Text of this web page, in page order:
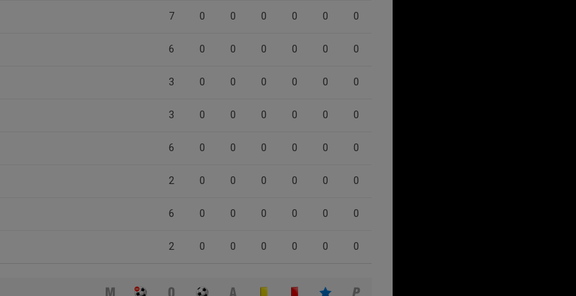
7 0 0 0 0 0 0
6 0 0 0 0 0 0
3 0 0 0 0 0 0
3 0 0 0 0 0 0
6 0 0 0 0 0 0
2 0 0 0 0 0 0
6 0 0 0 0 0 0
2 0 0 0 0 0 0